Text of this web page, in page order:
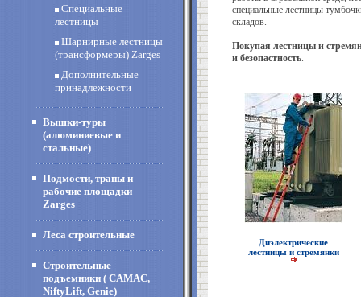
Специальные
лестницы
Шарнирные лестницы
(трансформеры) Zarges
Дополнительные
принадлежности
Вышки-туры
(алюминиевые и
стальные)
Подмости, трапы и
рабочие площадки
Zarges
Леса строительные
Строительные
подъемники ( CAMAC,
NiftyLift, Genie)
специальные лестницы
складов.
Покупая лестницы и
и безопастность.
Диэлектрические
лестницы и стремянки